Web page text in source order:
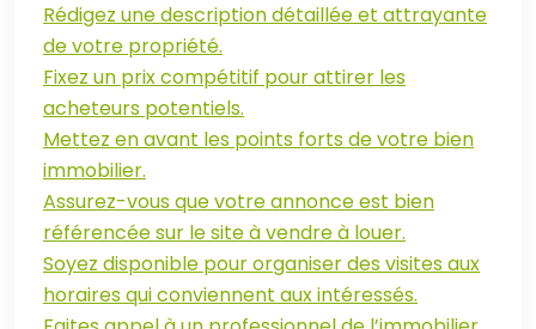
Rédigez une description détaillée et attrayante
de votre propriété.
Fixez un prix compétitif pour attirer les
acheteurs potentiels.
Mettez en avant les points forts de votre bien
immobilier.
Assurez-vous que votre annonce est bien
référencée sur le site à vendre à louer.
Soyez disponible pour organiser des visites aux
horaires qui conviennent aux intéressés.